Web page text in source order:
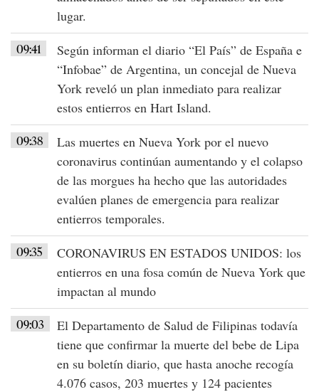
lugar.
09:41
Según informan el diario “El País” de España e
“Infobae” de Argentina, un concejal de Nueva
York reveló un plan inmediato para realizar
estos entierros en Hart Island.
09:38
Las muertes en Nueva York por el nuevo
coronavirus continúan aumentando y el colapso
de las morgues ha hecho que las autoridades
evalúen planes de emergencia para realizar
entierros temporales.
09:35
CORONAVIRUS EN ESTADOS UNIDOS: los
entierros en una fosa común de Nueva York que
impactan al mundo
09:03
El Departamento de Salud de Filipinas todavía
tiene que confirmar la muerte del bebe de Lipa
en su boletín diario, que hasta anoche recogía
4.076 casos, 203 muertes y 124 pacientes